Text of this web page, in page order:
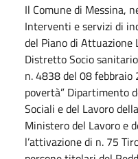
Il Comune di Messina,
Interventi e servizi di
del Piano di Attuazione
Distretto Socio
n. 4838 del 08 febbraio
povertà” Dipartimento
Sociali e del Lavoro
Ministero del Lavoro e
l’attivazione di n. 75